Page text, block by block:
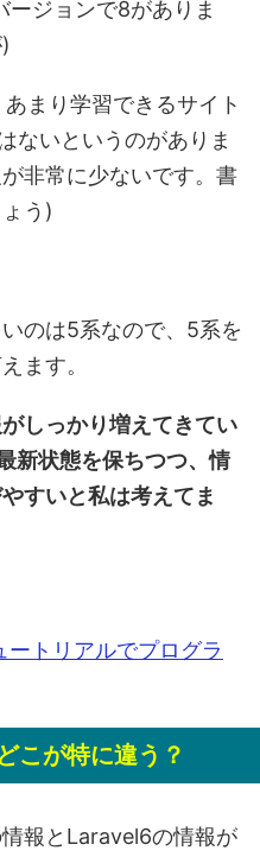
ジョンで8がありま
まり学習できるサイト
ないというのがありま
非常に少ないです。書
う)
のは5系なので、5系を
ます。
しっかり増えてきてい
新状態を保ちつつ、情
すいと私は考えてま
トリアルでプログラ
が特に違う？
報とLaravel6の情報が